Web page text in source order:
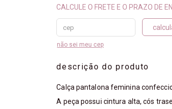
não sei meu cep
descrição do produto
Calça pantalona feminina
A peça possui cintura alta, cós